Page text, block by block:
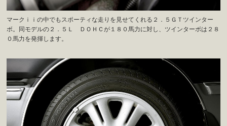
マークｉｉの中でもスポーティな走りを見せてくれる２．５ＧＴツインター
ボ。同モデルの２．５Ｌ ＤＯＨＣが１８０馬力に対し、ツインターボは２８
０馬力を発揮します。